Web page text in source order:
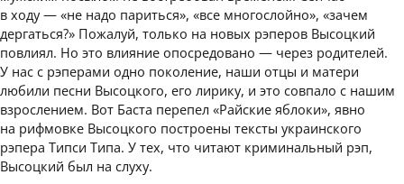
в ходу — «не надо париться», «все многослойно», «зачем
дергаться?» Пожалуй, только на новых рэперов Высоцкий
повлиял. Но это влияние опосредовано — через родителей.
У нас с рэперами одно поколение, наши отцы и матери
любили песни Высоцкого, его лирику, и это совпало с нашим
взрослением. Вот Баста перепел «Райские яблоки», явно
на рифмовке Высоцкого построены тексты украинского
рэпера Типси Типа. У тех, что читают криминальный рэп,
Высоцкий был на слуху.